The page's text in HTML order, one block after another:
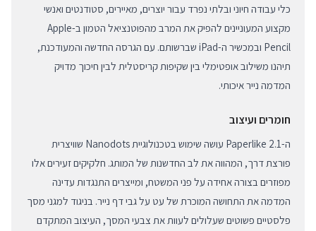
כלי עבודה חיוני ובלתי נפרד עבור יוצרים, מאיירים, סטודנטים ואנשי
מקצוע המעוניינים להפיק את המרב מהפוטנציאל הטמון ב-Apple
Pencil ובמכשיר ה-iPad שברשותם. עם הגרסה החדשה והמעודכנת,
תיהנו משילוב אופטימלי בין שקיפות קריסטלית לבין חיכוך מדויק
המדמה נייר איכותי.
חומרים ועיצוב
ה-Paperlike 2.1 עושה שימוש בטכנולוגיית Nanodots שוויצרית
פורצת דרך, המהווה את לב החדשנות של המותג. חלקיקים זעירים אלו
מפוזרים בצורה אחידה על פני המשטח, ומייצרים התנגדות עדינה
המדמה את התחושה המוכרת של עט על גבי דף נייר. בניגוד למגני מסך
פלסטיים פשוטים שעלולים לעוות את צבעי המסך, העיצוב המתקדם